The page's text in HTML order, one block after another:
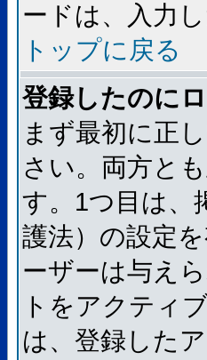
ードは、入力
トップに戻る
登録したのに
まず最初に正
さい。両方と
す。1つ目は、
護法）の設定
ーザーは与え
トをアクティ
は、登録した